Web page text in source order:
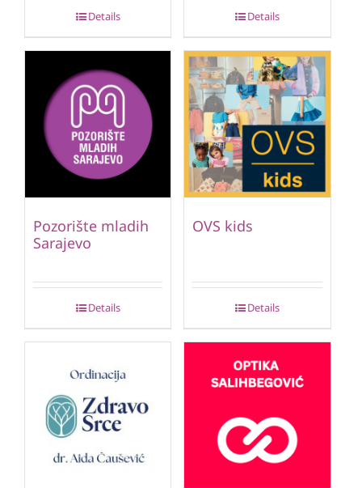
Details Details
Pozorište mladih
Sarajevo
Details
OVS kids
Details